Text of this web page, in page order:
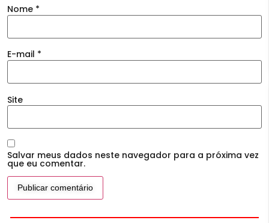
Nome *
E-mail *
Site
Salvar meus dados neste navegador para a próxima vez
que eu comentar.